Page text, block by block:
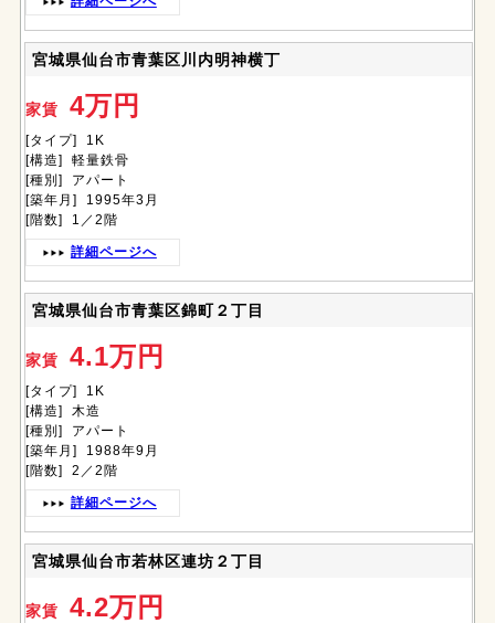
宮城県仙台市青葉区川内明神横丁
家賃 4万円
[タイプ] 1K
[構造] 軽量鉄骨
[種別] アパート
[築年月] 1995年3月
[階数] 1／2階
詳細ページへ
宮城県仙台市青葉区錦町２丁目
家賃 4.1万円
[タイプ] 1K
[構造] 木造
[種別] アパート
[築年月] 1988年9月
[階数] 2／2階
詳細ページへ
宮城県仙台市若林区連坊２丁目
家賃 4.2万円